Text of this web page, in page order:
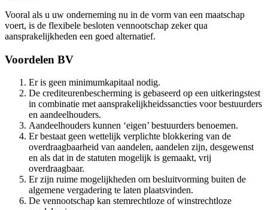
Vooral als u uw onderneming nu in de vorm van een maatschap
voert, is de flexibele besloten vennootschap zeker qua
aansprakelijkheden een goed alternatief.
Voordelen BV
Er is geen minimumkapitaal nodig.
De crediteurenbescherming is gebaseerd op een uitkeringstest
in combinatie met aansprakelijkheidssancties voor bestuurders
en aandeelhouders.
Aandeelhouders kunnen ‘eigen’ bestuurders benoemen.
Er bestaat geen wettelijk verplichte blokkering van de
overdraagbaarheid van aandelen, aandelen zijn, desgewenst
en als dat in de statuten mogelijk is gemaakt, vrij
overdraagbaar.
Er zijn ruime mogelijkheden om besluitvorming buiten de
algemene vergadering te laten plaatsvinden.
De vennootschap kan stemrechtloze of winstrechtloze